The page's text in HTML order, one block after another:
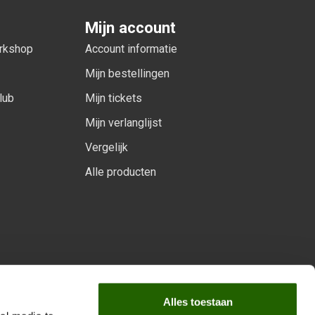
Alles toestaan
Mijn account
Account informatie
Mijn bestellingen
Mijn tickets
Mijn verlanglijst
Vergelijk
Alle producten